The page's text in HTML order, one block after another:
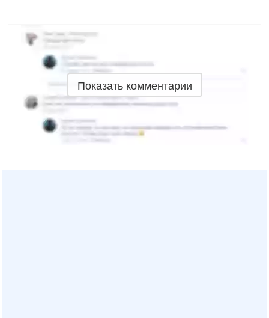
Показать комментарии